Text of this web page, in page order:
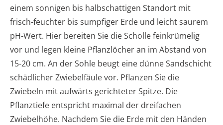
einem sonnigen bis halbschattigen Standort mit
frisch-feuchter bis sumpfiger Erde und leicht saurem
pH-Wert. Hier bereiten Sie die Scholle feinkrümelig
vor und legen kleine Pflanzlöcher an im Abstand von
15-20 cm. An der Sohle beugt eine dünne Sandschicht
schädlicher Zwiebelfäule vor. Pflanzen Sie die
Zwiebeln mit aufwärts gerichteter Spitze. Die
Pflanztiefe entspricht maximal der dreifachen
Zwiebelhöhe. Nachdem Sie die Erde mit den Händen